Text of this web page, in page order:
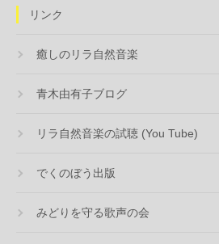
リンク
癒しのリラ自然音楽
青木由有子ブログ
リラ自然音楽の試聴 (You Tube)
でくのぼう出版
みどりを守る歌声の会